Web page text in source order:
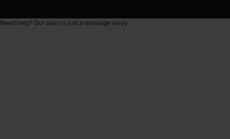
Need help? Our team is just a message away